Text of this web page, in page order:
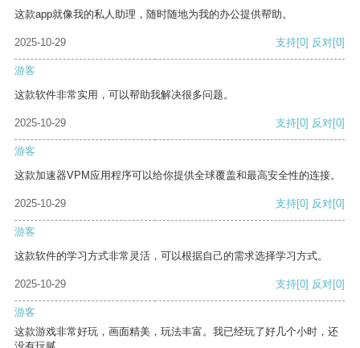
这款app就像我的私人助理，随时随地为我的办公提供帮助。
2025-10-29 支持[0] 反对[0]
游客
这款软件非常实用，可以帮助我解决很多问题。
2025-10-29 支持[0] 反对[0]
游客
这款加速器VPM应用程序可以给你提供全球覆盖和最高安全性的连接。
2025-10-29 支持[0] 反对[0]
游客
这款软件的学习方式非常灵活，可以根据自己的需求选择学习方式。
2025-10-29 支持[0] 反对[0]
游客
这款游戏非常好玩，画面精美，玩法丰富。我已经玩了好几个小时，还